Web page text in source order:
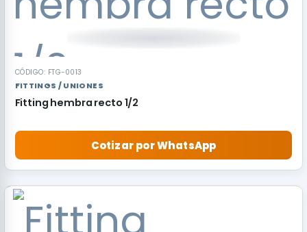
CÓDIGO: FTG-0013
FITTINGS / UNIONES
Fitting hembra recto 1/2
Cotizar por WhatsApp